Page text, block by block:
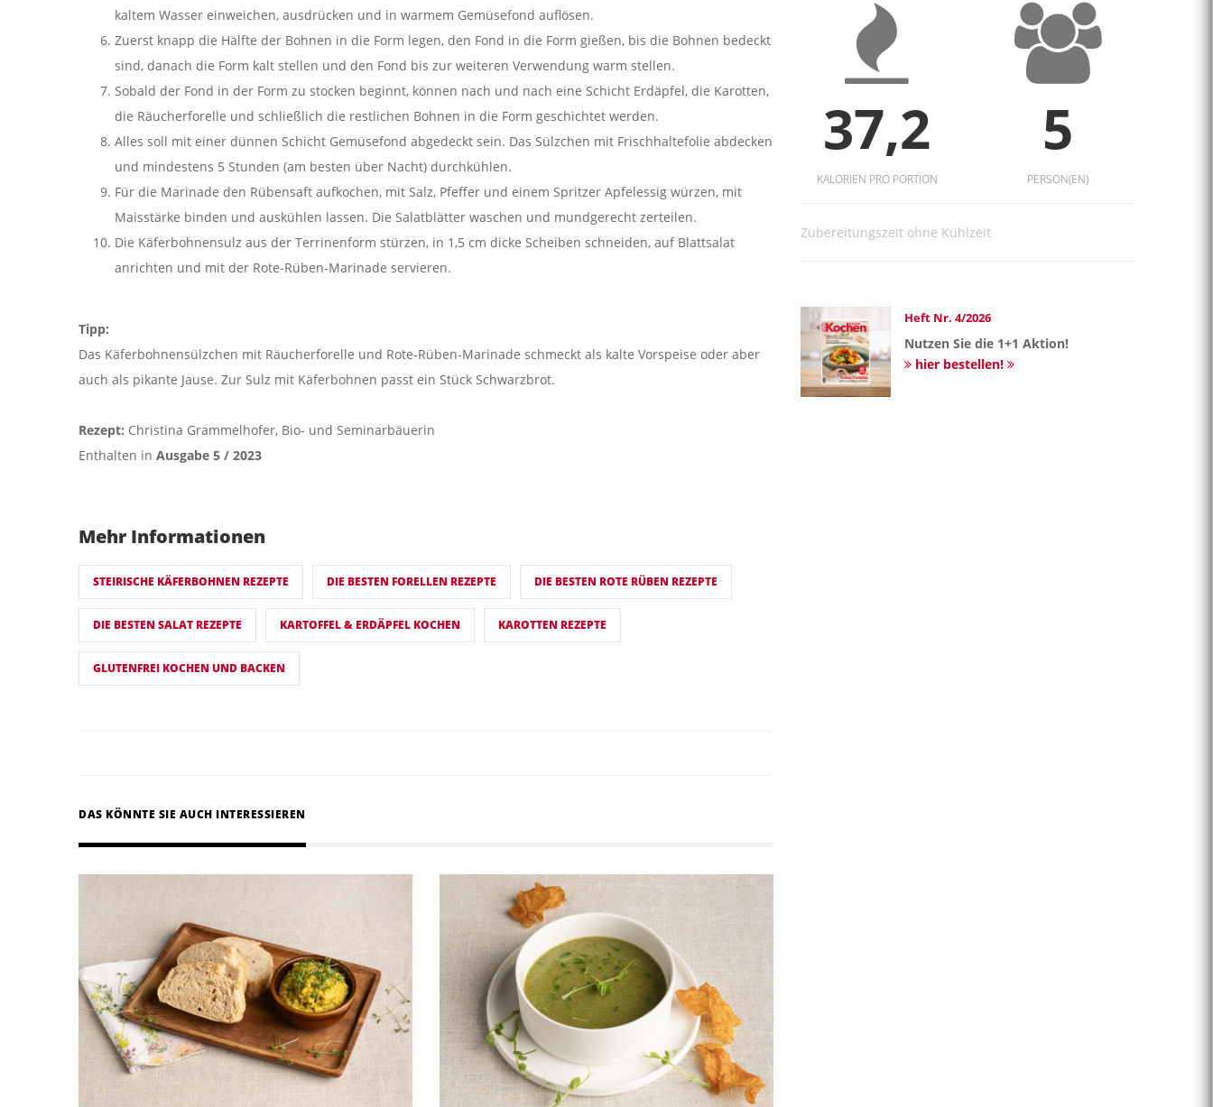
kaltem Wasser einweichen, ausdrücken und in warmem Gemüsefond auflösen.
Zuerst knapp die Hälfte der Bohnen in die Form legen, den Fond in die Form gießen, bis die Bohnen bedeckt
sind, danach die Form kalt stellen und den Fond bis zur weiteren Verwendung warm stellen.
Sobald der Fond in der Form zu stocken beginnt, können nach und nach eine Schicht Erdäpfel, die Karotten,
die Räucherforelle und schließlich die restlichen Bohnen in die Form geschichtet werden.
Alles soll mit einer dünnen Schicht Gemüsefond abgedeckt sein. Das Sülzchen mit Frischhaltefolie abdecken
und mindestens 5 Stunden (am besten über Nacht) durchkühlen.
Für die Marinade den Rübensaft aufkochen, mit Salz, Pfeffer und einem Spritzer Apfelessig würzen, mit
Maisstärke binden und auskühlen lassen. Die Salatblätter waschen und mundgerecht zerteilen.
Die Käferbohnensulz aus der Terrinenform stürzen, in 1,5 cm dicke Scheiben schneiden, auf Blattsalat
anrichten und mit der Rote-Rüben-Marinade servieren.
Tipp:
Das Käferbohnensülzchen mit Räucherforelle und Rote-Rüben-Marinade schmeckt als kalte Vorspeise oder aber
auch als pikante Jause. Zur Sulz mit Käferbohnen passt ein Stück Schwarzbrot.
Rezept: Christina Grammelhofer, Bio- und Seminarbäuerin
Enthalten in Ausgabe 5 / 2023
Mehr Informationen
STEIRISCHE KÄFERBOHNEN REZEPTE DIE BESTEN FORELLEN REZEPTE DIE BESTEN ROTE RÜBEN REZEPTE
DIE BESTEN SALAT REZEPTE KARTOFFEL & ERDÄPFEL KOCHEN KAROTTEN REZEPTE
GLUTENFREI KOCHEN UND BACKEN
DAS KÖNNTE SIE AUCH INTERESSIEREN
37,2
KALORIEN PRO PORTION
5
PERSON(EN)
Zubereitungszeit ohne Kühlzeit
Heft Nr. 4/2026
Nutzen Sie die 1+1 Aktion!
hier bestellen!